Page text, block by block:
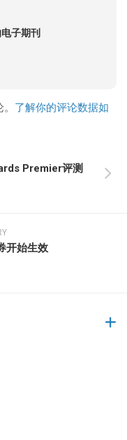
子期刊
了解你的评论数据如
Premier评测
开始生效